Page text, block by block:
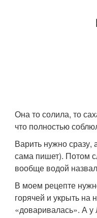
Она то солила, то
что полностью
Варить нужно сразу,
сама пишет). Потом
вообще водой
В моем рецепте
горячей и укрыть на
«доваривалась». А